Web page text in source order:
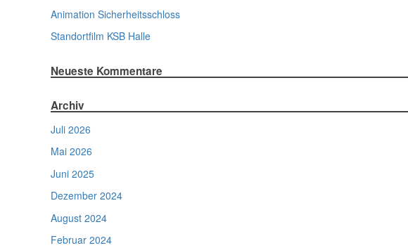
Animation Sicherheitsschloss
Standortfilm KSB Halle
Neueste Kommentare
Archiv
Juli 2026
Mai 2026
Juni 2025
Dezember 2024
August 2024
Februar 2024